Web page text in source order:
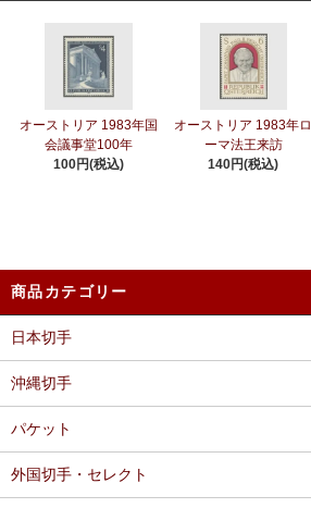
オーストリア 1983年国
会議事堂100年
100円(税込)
オーストリア 1983年ロ
ーマ法王来訪
140円(税込)
商品カテゴリー
日本切手
沖縄切手
パケット
外国切手・セレクト